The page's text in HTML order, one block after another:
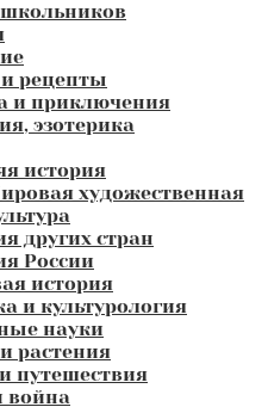
рецепты
и приключения
эзотерика
история
художественная
других стран
России
история
и культурология
науки
растения
путешествия
война